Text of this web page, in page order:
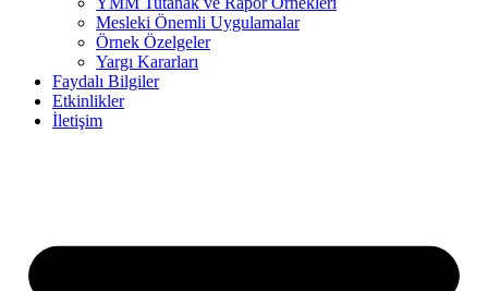
Mesleki Önemli Uygulamalar
Örnek Özelgeler
Yargı Kararları
Faydalı Bilgiler
Etkinlikler
İletişim